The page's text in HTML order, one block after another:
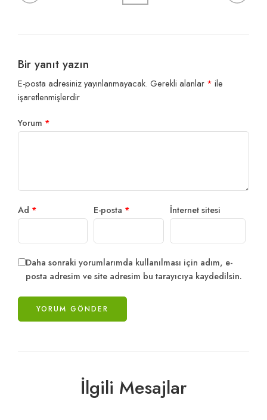
Bir yanıt yazın
E-posta adresiniz yayınlanmayacak. Gerekli alanlar * ile
işaretlenmişlerdir
Yorum *
Ad * E-posta * İnternet sitesi
Daha sonraki yorumlarımda kullanılması için adım, e-
posta adresim ve site adresim bu tarayıcıya kaydedilsin.
İlgili Mesajlar